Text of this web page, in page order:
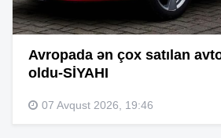
Avropada ən çox satılan
oldu-SİYAHI
07 Avqust 2026, 19:46